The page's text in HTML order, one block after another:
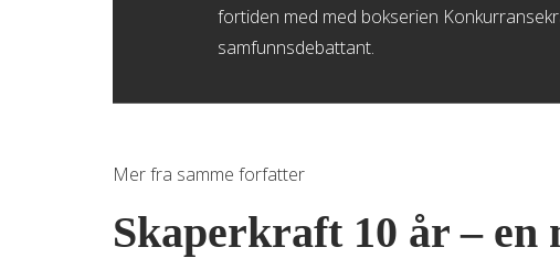
fortiden med med bokserien
samfunnsdebattant.
Mer fra samme forfatter
Skaperkraft 10 år –